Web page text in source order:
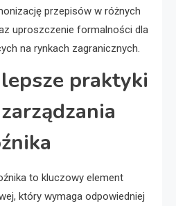
przepisów w różnych
uproszczenie formalności dla
na rynkach zagranicznych.
praktyki
to kluczowy element
który wymaga odpowiedniej